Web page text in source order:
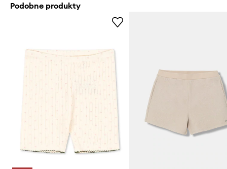
Podobne produkty